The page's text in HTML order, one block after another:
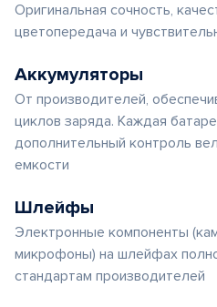
Оригинальная сочность,
цветопередача и
Аккумуляторы
От производителей,
циклов заряда. Каждая
дополнительный контроль
емкости
Шлейфы
Электронные компоненты
микрофоны) на шлейфах
стандартам производителей